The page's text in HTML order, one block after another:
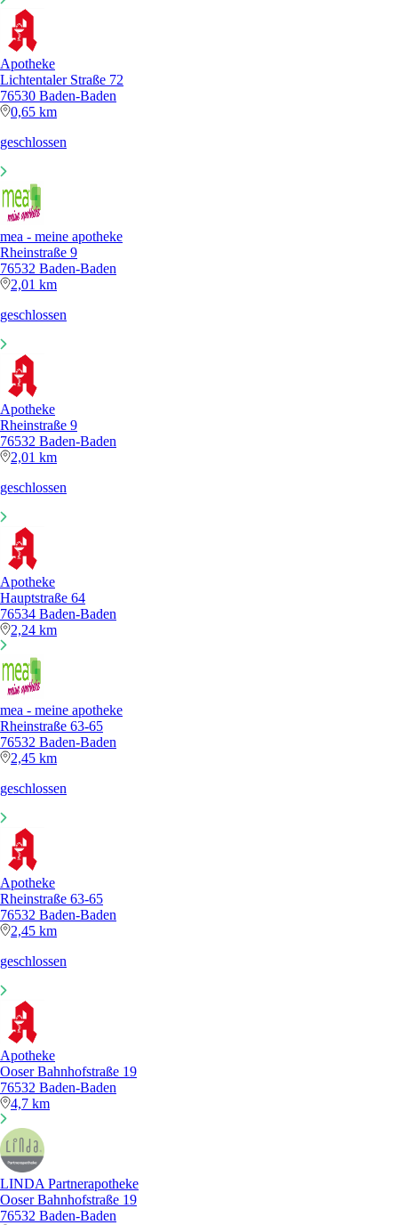
Apotheke
Lichtentaler Straße 72
76530 Baden-Baden
0,65 km
geschlossen
mea - meine apotheke
Rheinstraße 9
76532 Baden-Baden
2,01 km
geschlossen
Apotheke
Rheinstraße 9
76532 Baden-Baden
2,01 km
geschlossen
Apotheke
Hauptstraße 64
76534 Baden-Baden
2,24 km
mea - meine apotheke
Rheinstraße 63-65
76532 Baden-Baden
2,45 km
geschlossen
Apotheke
Rheinstraße 63-65
76532 Baden-Baden
2,45 km
geschlossen
Apotheke
Ooser Bahnhofstraße 19
76532 Baden-Baden
4,7 km
LINDA Partnerapotheke
Ooser Bahnhofstraße 19
76532 Baden-Baden